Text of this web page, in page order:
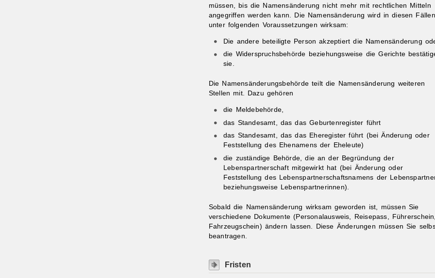
müssen, bis die Namensänderung nicht mehr mit rechtlichen Mitteln
angegriffen werden kann.
Die Namensänderung wird in diesen Fällen
unter folgenden Voraussetzungen wirksam:
Die andere beteiligte Person akzeptiert die Namensänderung
die Widerspruchsbehörde beziehungsweise die Gerichte
sie.
Die Namensänderungsbehörde teilt die Namensänderung weiteren
Stellen mit. Dazu gehören
die Meldebehörde,
das Standesamt, das das Geburtenregister führt
das Standesamt, das das Eheregister führt (bei Änderung oder
Feststellung des Ehenamens der Eheleute)
die zuständige Behörde, die an der Begründung der
Lebenspartnerschaft mitgewirkt hat (bei Änderung oder
Feststellung des Lebenspartnerschaftsnamens der
beziehungsweise Lebenspartnerinnen).
Sobald die Namensänderung wirksam geworden ist, müssen Sie
verschiedene Dokumente(Personalausweis, Reisepass, Führerschein,
Fahrzeugschein) ändern lassen. Diese Änderungen müssen Sie
beantragen.
Fristen